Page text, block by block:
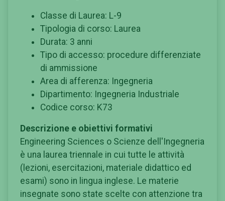
Classe di Laurea: L-9
Tipologia di corso: Laurea
Durata: 3 anni
Tipo di accesso: procedure differenziate
di ammissione
Area di afferenza: Ingegneria
Dipartimento: Ingegneria Industriale
Codice corso: K73
Descrizione e obiettivi formativi
Engineering Sciences o Scienze dell'Ingegneria
è una laurea triennale in cui tutte le attività
(lezioni, esercitazioni, materiale didattico ed
esami) sono in lingua inglese. Le materie
insegnate sono state scelte con attenzione tra